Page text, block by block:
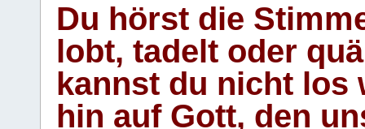
Du hörst die
lobt, tadelt oder
kannst du nicht los
hin auf Gott, den